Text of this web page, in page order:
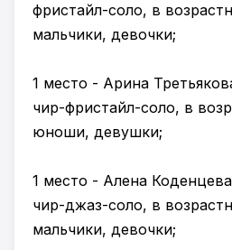
фристайл-соло, в
мальчики, девочки;
1 место - Арина
чир-фристайл-соло, в
юноши, девушки;
1 место - Алена
чир-джаз-соло, в
мальчики, девочки;